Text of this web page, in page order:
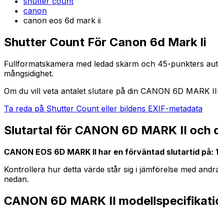
canon
canon eos 6d mark ii
Shutter Count För Canon 6d Mark Ii
Fullformatskamera med ledad skärm och 45-punkters
mångsidighet.
Om du vill veta antalet slutare på din CANON 6D MARK
Ta reda på Shutter Count eller bildens EXIF-metadata
Slutartal för CANON 6D MARK II
CANON EOS 6D MARK II har en förväntad slutartid
Kontrollera hur detta värde står sig i jämförelse med
nedan.
CANON 6D MARK II